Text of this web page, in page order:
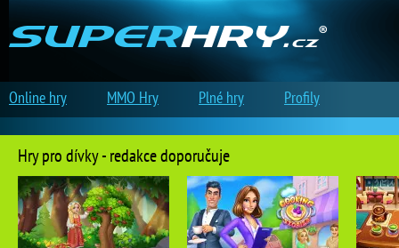
Hry pro dívky - redakce doporučuje
Online hry MMO Hry Plné hry Profily